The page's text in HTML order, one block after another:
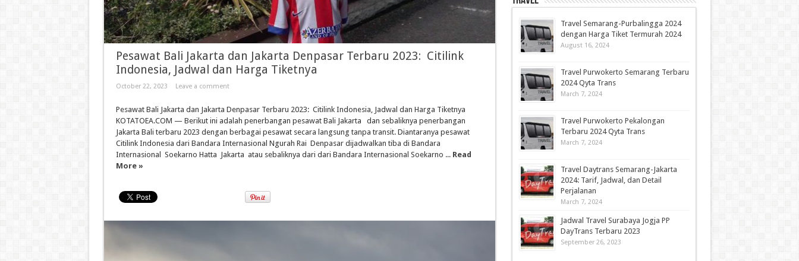
Pesawat Bali Jakarta dan Jakarta Denpasar Terbaru 2023: Citilink
Indonesia, Jadwal dan Harga Tiketnya
October 22, 2023 Leave a comment
Pesawat Bali Jakarta dan Jakarta Denpasar Terbaru 2023: Citilink Indonesia, Jadwal dan Harga Tiketnya
KOTATOEA.COM — Berikut ini adalah penerbangan pesawat Bali Jakarta dan sebaliknya penerbangan
Jakarta Bali terbaru 2023 dengan berbagai pesawat secara langsung tanpa transit. Diantaranya pesawat
Citilink Indonesia dari Bandara Internasional Ngurah Rai Denpasar dijadwalkan tiba di Bandara
Internasional Soekarno Hatta Jakarta atau sebaliknya dari dari Bandara Internasional Soekarno ... Read
More »
Travel Semarang-Purbalingga 2024
dengan Harga Tiket Termurah 2024
August 16, 2024
Travel Purwokerto Semarang Terbaru
2024 Qyta Trans
March 7, 2024
Travel Purwokerto Pekalongan
Terbaru 2024 Qyta Trans
March 7, 2024
Travel Daytrans Semarang-Jakarta
2024: Tarif, Jadwal, dan Detail
Perjalanan
March 7, 2024
Jadwal Travel Surabaya Jogja PP
DayTrans Terbaru 2023
September 26, 2023